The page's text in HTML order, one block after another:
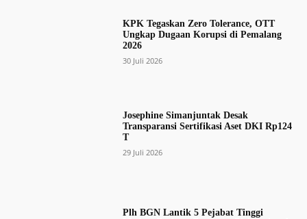
KPK Tegaskan Zero Tolerance, OTT
Ungkap Dugaan Korupsi di Pemalang
2026
30 Juli 2026
Josephine Simanjuntak Desak
Transparansi Sertifikasi Aset DKI Rp124
T
29 Juli 2026
Plh BGN Lantik 5 Pejabat Tinggi